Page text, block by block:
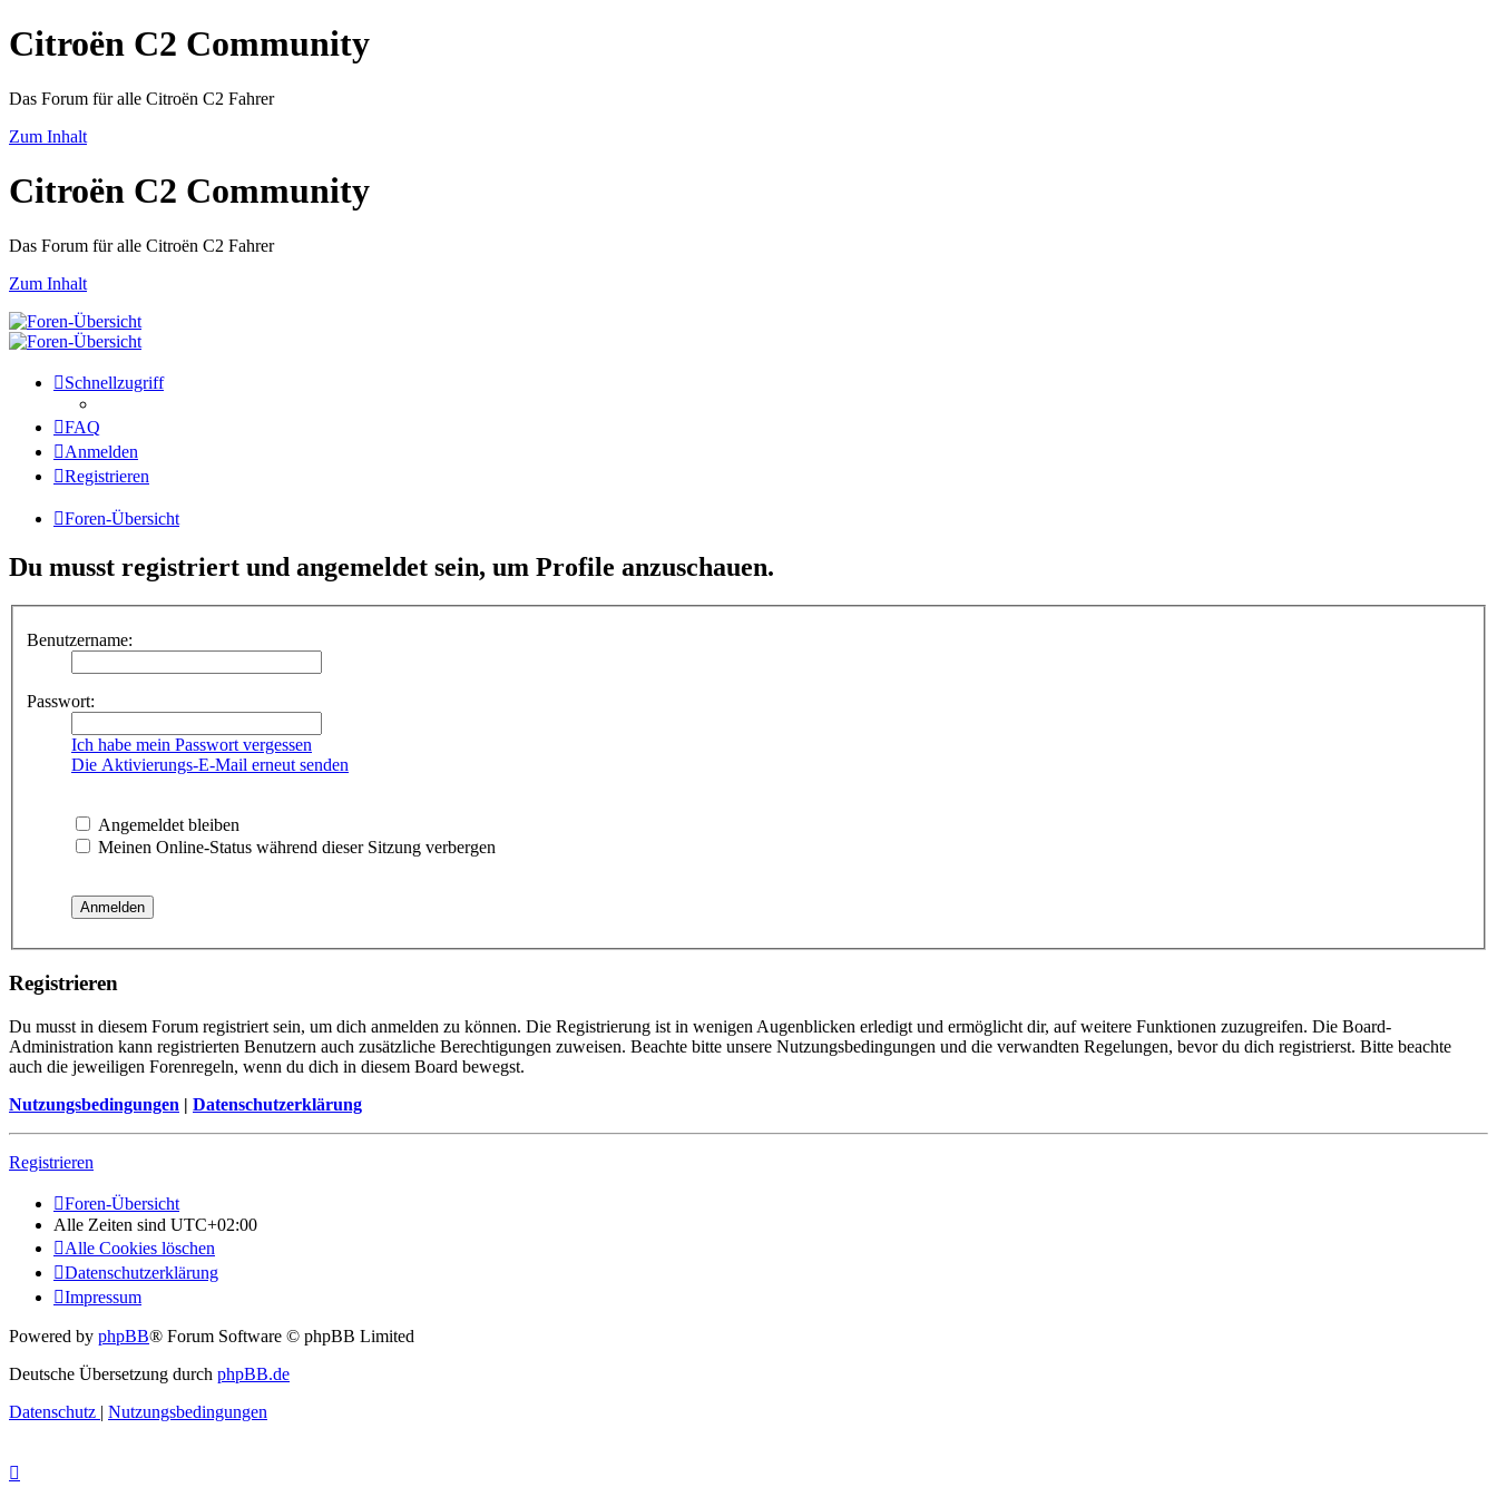
Citroën C2 Community
Das Forum für alle Citroën C2 Fahrer
Zum Inhalt
Citroën C2 Community
Das Forum für alle Citroën C2 Fahrer
Zum Inhalt
Schnellzugriff
FAQ
Anmelden
Registrieren
Foren-Übersicht
Du musst registriert und angemeldet sein, um Profile anzuschauen.
Benutzername:
Passwort:
Ich habe mein Passwort vergessen
Die Aktivierungs-E-Mail erneut senden
Angemeldet bleiben
Meinen Online-Status während dieser Sitzung verbergen
Registrieren
Du musst in diesem Forum registriert sein, um dich anmelden zu können. Die Registrierung ist in wenigen Augenblicken erledigt und ermöglicht dir, auf weitere Funktionen zuzugreifen. Die Board-
Administration kann registrierten Benutzern auch zusätzliche Berechtigungen zuweisen. Beachte bitte unsere Nutzungsbedingungen und die verwandten Regelungen, bevor du dich registrierst. Bitte beachte
auch die jeweiligen Forenregeln, wenn du dich in diesem Board bewegst.
Nutzungsbedingungen | Datenschutzerklärung
Registrieren
Foren-Übersicht
Alle Zeiten sind UTC+02:00
Alle Cookies löschen
Datenschutzerklärung
Impressum
Powered by phpBB® Forum Software © phpBB Limited
Deutsche Übersetzung durch phpBB.de
Datenschutz | Nutzungsbedingungen